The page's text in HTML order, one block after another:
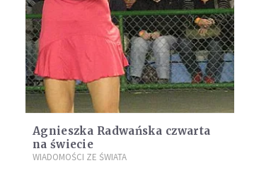
Agnieszka Radwańska czwarta
na świecie
WIADOMOŚCI ZE ŚWIATA